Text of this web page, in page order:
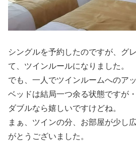
シングルを予約したのですが、グ
て、ツインルールになりました。
でも、一人でツインルームへのア
ベッドは結局一つ余る状態ですが・
ダブルなら嬉しいですけどね。
まぁ、ツインの分、お部屋が少し
がとうございました。